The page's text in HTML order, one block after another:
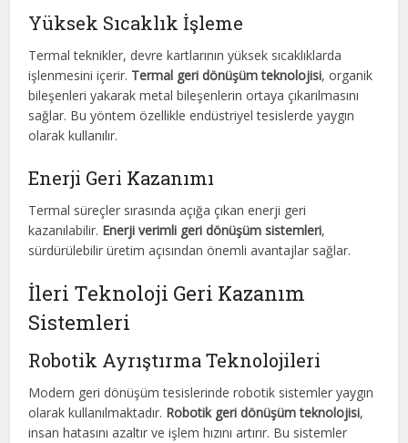
Yüksek Sıcaklık İşleme
Termal teknikler, devre kartlarının yüksek sıcaklıklarda
işlenmesini içerir. Termal geri dönüşüm teknolojisi, organik
bileşenleri yakarak metal bileşenlerin ortaya çıkarılmasını
sağlar. Bu yöntem özellikle endüstriyel tesislerde yaygın
olarak kullanılır.
Enerji Geri Kazanımı
Termal süreçler sırasında açığa çıkan enerji geri
kazanılabilir. Enerji verimli geri dönüşüm sistemleri,
sürdürülebilir üretim açısından önemli avantajlar sağlar.
İleri Teknoloji Geri Kazanım
Sistemleri
Robotik Ayrıştırma Teknolojileri
Modern geri dönüşüm tesislerinde robotik sistemler yaygın
olarak kullanılmaktadır. Robotik geri dönüşüm teknolojisi,
insan hatasını azaltır ve işlem hızını artırır. Bu sistemler